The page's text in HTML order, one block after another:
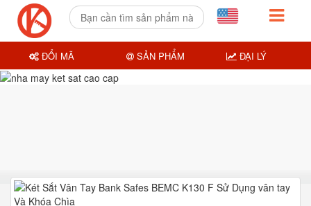
ĐỔI MÃ SẢN PHẨM ĐẠI LÝ